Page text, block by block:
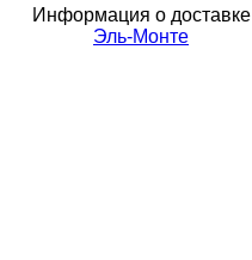
Информация о доставке
Эль-Монте